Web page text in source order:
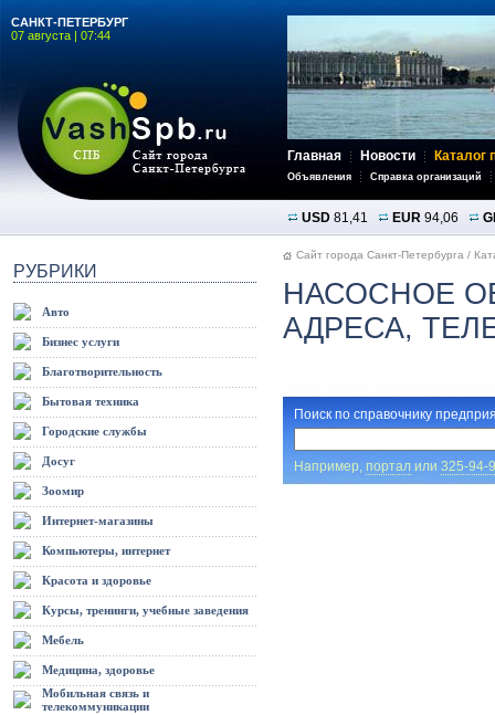
САНКТ-ПЕТЕРБУРГ
07 августа | 07:44
Главная Новости Каталог
Объявления Справка организаций
USD 81,41 EUR 94,06
РУБРИКИ
Авто
Бизнес услуги
Благотворительность
Бытовая техника
Городские службы
Досуг
Зоомир
Интернет-магазины
Компьютеры, интернет
Красота и здоровье
Курсы, тренинги, учебные заведения
Мебель
Медицина, здоровье
Мобильная связь и
телекоммуникации
Сайт города Санкт-Петербурга /
НАСОСНОЕ
АДРЕСА,
Поиск по справочнику
Например, порталили 325-94-